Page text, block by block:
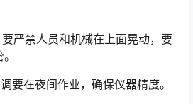
严禁人员和机械在上面晃动，要
要在夜间作业，确保仪器精度。